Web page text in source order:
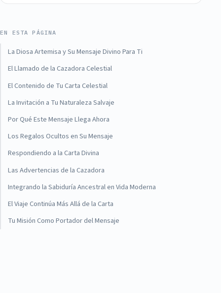
EN ESTA PÁGINA
La Diosa Artemisa y Su Mensaje Divino Para Ti
El Llamado de la Cazadora Celestial
El Contenido de Tu Carta Celestial
La Invitación a Tu Naturaleza Salvaje
Por Qué Este Mensaje Llega Ahora
Los Regalos Ocultos en Su Mensaje
Respondiendo a la Carta Divina
Las Advertencias de la Cazadora
Integrando la Sabiduría Ancestral en Vida Moderna
El Viaje Continúa Más Allá de la Carta
Tu Misión Como Portador del Mensaje